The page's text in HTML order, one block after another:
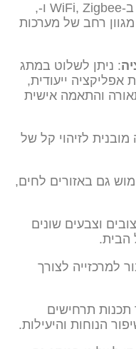
: תומך ב-WiFi, Zigbee ו-,
רחב של מערכות
: ניתן לשלוט במתג
אפליקציה ייעודית,
והתאמה אישית
מובנית לזיהוי קל של
גם באזורים לחים,
וצבעים שונים
הבית.
למרכזייה לצורך
תרחישים
הנוחות והיעילות.